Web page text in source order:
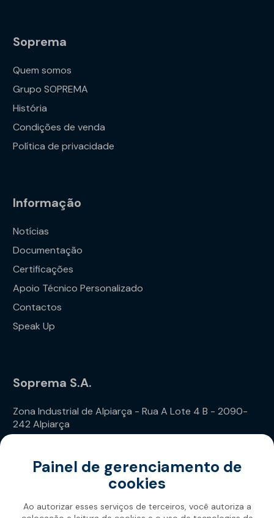
Soprema
Quem somos
Grupo SOPREMA
História
Condições de venda
Política de privacidade
Informação
Notícias
Documentação
Certificações
Apoio Técnico Personalizado
Contactos
Speak Up
Soprema S.A.
Zona Industrial de Alpiarça - Rua A Lote 4 B - 2090-
242 Alpiarça
Painel de gerenciamento de
cookies
Ao autorizar esses serviços de terceiros, você autoriza a